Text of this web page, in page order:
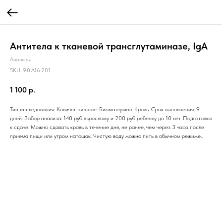
Антитела к тканевой трансглутаминазе, IgA
Анализы
SKU: 9.0.A16.201
1 100 р.
Тип исследования: Количественное. Биоматериал: Кровь. Срок выполнения: 9
дней. Забор анализа: 140 руб взрослому и 200 руб ребенку до 10 лет. Подготовка
к сдаче: Можно сдавать кровь в течение дня, не ранее, чем через 3 часа после
приема пищи или утром натощак. Чистую воду можно пить в обычном режиме..